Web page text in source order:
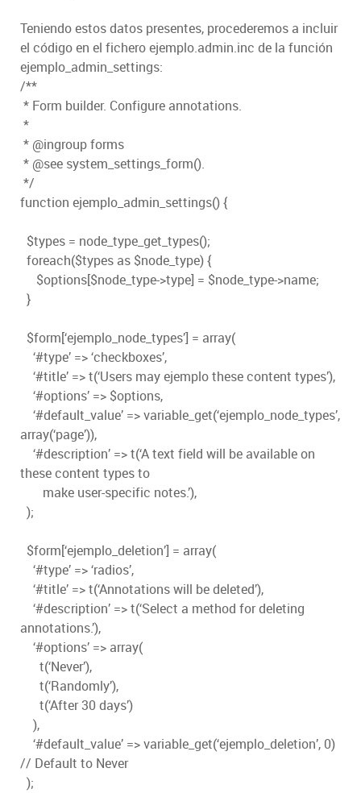
Teniendo estos datos presentes, procederemos a incluir
el código en el fichero ejemplo.admin.inc de la función
ejemplo_admin_settings:
/**
* Form builder. Configure annotations.
*
* @ingroup forms
* @see system_settings_form().
*/
function ejemplo_admin_settings() {
$types = node_type_get_types();
foreach($types as $node_type) {
$options[$node_type->type] = $node_type->name;
}
$form[‘ejemplo_node_types’] = array(
‘#type’ => ‘checkboxes’,
‘#title’ => t(‘Users may ejemplo these content types’),
‘#options’ => $options,
‘#default_value’ => variable_get(‘ejemplo_node_types’,
array(‘page’)),
‘#description’ => t(‘A text field will be available on
these content types to
make user-specific notes.’),
);
$form[‘ejemplo_deletion’] = array(
‘#type’ => ‘radios’,
‘#title’ => t(‘Annotations will be deleted’),
‘#description’ => t(‘Select a method for deleting
annotations.’),
‘#options’ => array(
t(‘Never’),
t(‘Randomly’),
t(‘After 30 days’)
),
‘#default_value’ => variable_get(‘ejemplo_deletion’, 0)
// Default to Never
);